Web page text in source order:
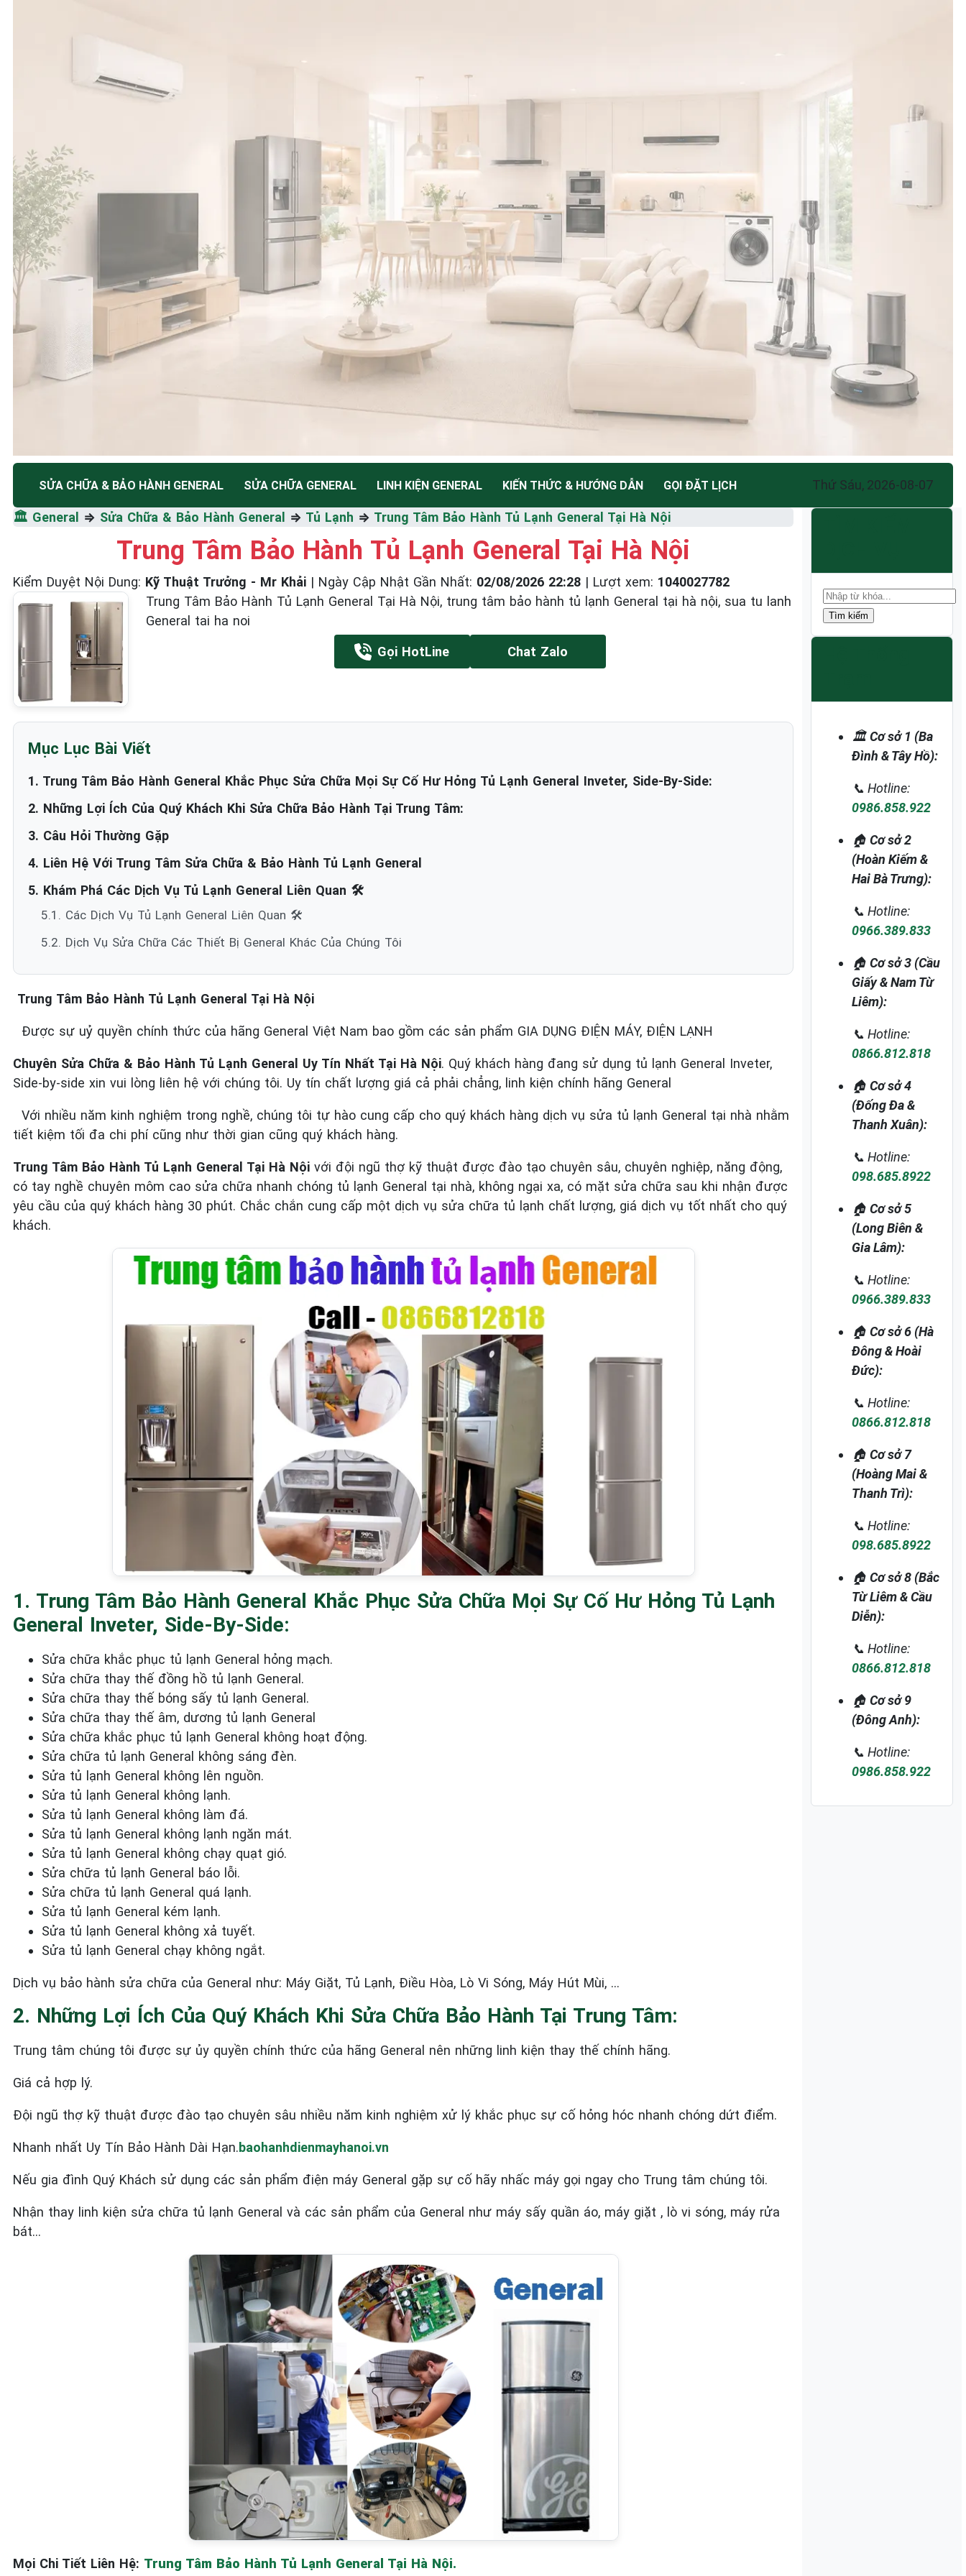
TRUNG TÂM BẢO HÀNH ĐIỆN MÁY HÀ NỘI
SỬA CHỮA & BẢO HÀNH
GENERAL
Tốc Độ Tối Đa • Chất Lượng Tối Ưu • Chi Phí Tối Thiểu
☎️ 09.86.85.89.22
SỬA CHỮA & BẢO HÀNH GENERAL SỬA CHỮA GENERAL LINH KIỆN GENERAL KIẾN THỨC & HƯỚNG DẪN GỌI ĐẶT LỊCH Thứ Sáu, 2026-08-07
🏛️ General ⇒ Sửa Chữa & Bảo Hành General ⇒ Tủ Lạnh ⇒ Trung Tâm Bảo Hành Tủ Lạnh General Tại Hà Nội
Trung Tâm Bảo Hành Tủ Lạnh General Tại Hà Nội
Kiểm Duyệt Nội Dung: Kỹ Thuật Trưởng - Mr Khải | Ngày Cập Nhật Gần Nhất: 02/08/2026 22:28 | Lượt xem: 1040027782
Trung Tâm Bảo Hành Tủ Lạnh General Tại Hà Nội, trung tâm bảo hành tủ lạnh General tại hà nội, sua tu lanh
General tai ha noi
Gọi HotLine Chat Zalo
Mục Lục Bài Viết
1. Trung Tâm Bảo Hành General Khắc Phục Sửa Chữa Mọi Sự Cố Hư Hỏng Tủ Lạnh General Inveter, Side-By-Side:
2. Những Lợi Ích Của Quý Khách Khi Sửa Chữa Bảo Hành Tại Trung Tâm:
3. Câu Hỏi Thường Gặp
4. Liên Hệ Với Trung Tâm Sửa Chữa & Bảo Hành Tủ Lạnh General
5. Khám Phá Các Dịch Vụ Tủ Lạnh General Liên Quan 🛠️
5.1. Các Dịch Vụ Tủ Lạnh General Liên Quan 🛠️
5.2. Dịch Vụ Sửa Chữa Các Thiết Bị General Khác Của Chúng Tôi
Trung Tâm Bảo Hành Tủ Lạnh General Tại Hà Nội
Được sự uỷ quyền chính thức của hãng General Việt Nam bao gồm các sản phẩm GIA DỤNG ĐIỆN MÁY, ĐIỆN LẠNH
Chuyên Sửa Chữa & Bảo Hành Tủ Lạnh General Uy Tín Nhất Tại Hà Nội. Quý khách hàng đang sử dụng tủ lạnh General Inveter,
Side-by-side xin vui lòng liên hệ với chúng tôi. Uy tín chất lượng giá cả phải chẳng, linh kiện chính hãng General
Với nhiều năm kinh nghiệm trong nghề, chúng tôi tự hào cung cấp cho quý khách hàng dịch vụ sửa tủ lạnh General tại nhà nhằm
tiết kiệm tối đa chi phí cũng như thời gian cũng quý khách hàng.
Trung Tâm Bảo Hành Tủ Lạnh General Tại Hà Nội với đội ngũ thợ kỹ thuật được đào tạo chuyên sâu, chuyên nghiệp, năng động,
có tay nghề chuyên môm cao sửa chữa nhanh chóng tủ lạnh General tại nhà, không ngại xa, có mặt sửa chữa sau khi nhận được
yêu cầu của quý khách hàng 30 phút. Chắc chắn cung cấp một dịch vụ sửa chữa tủ lạnh chất lượng, giá dịch vụ tốt nhất cho quý
khách.
1. Trung Tâm Bảo Hành General Khắc Phục Sửa Chữa Mọi Sự Cố Hư Hỏng Tủ Lạnh
General Inveter, Side-By-Side:
Sửa chữa khắc phục tủ lạnh General hỏng mạch.
Sửa chữa thay thế đồng hồ tủ lạnh General.
Sửa chữa thay thế bóng sấy tủ lạnh General.
Sửa chữa thay thế âm, dương tủ lạnh General
Sửa chữa khắc phục tủ lạnh General không hoạt động.
Sửa chữa tủ lạnh General không sáng đèn.
Sửa tủ lạnh General không lên nguồn.
Sửa tủ lạnh General không lạnh.
Sửa tủ lạnh General không làm đá.
Sửa tủ lạnh General không lạnh ngăn mát.
Sửa tủ lạnh General không chạy quạt gió.
Sửa chữa tủ lạnh General báo lỗi.
Sửa chữa tủ lạnh General quá lạnh.
Sửa tủ lạnh General kém lạnh.
Sửa tủ lạnh General không xả tuyết.
Sửa tủ lạnh General chạy không ngắt.
Dịch vụ bảo hành sửa chữa của General như: Máy Giặt, Tủ Lạnh, Điều Hòa, Lò Vi Sóng, Máy Hút Mùi, …
2. Những Lợi Ích Của Quý Khách Khi Sửa Chữa Bảo Hành Tại Trung Tâm:
Trung tâm chúng tôi được sự ủy quyền chính thức của hãng General nên những linh kiện thay thế chính hãng.
Giá cả hợp lý.
Đội ngũ thợ kỹ thuật được đào tạo chuyên sâu nhiều năm kinh nghiệm xử lý khắc phục sự cố hỏng hóc nhanh chóng dứt điểm.
Nhanh nhất Uy Tín Bảo Hành Dài Hạn.baohanhdienmayhanoi.vn
Nếu gia đình Quý Khách sử dụng các sản phẩm điện máy General gặp sự cố hãy nhấc máy gọi ngay cho Trung tâm chúng tôi.
Nhận thay linh kiện sửa chữa tủ lạnh General và các sản phẩm của General như máy sấy quần áo, máy giặt , lò vi sóng, máy rửa
bát…
Mọi Chi Tiết Liên Hệ: Trung Tâm Bảo Hành Tủ Lạnh General Tại Hà Nội.
Tìm kiếm
🏛️Cơ sở 1 (Ba
Đình & Tây Hồ):
📞 Hotline:
0986.858.922
🏠 Cơ sở 2
(Hoàn Kiếm &
Hai Bà Trưng):
📞 Hotline:
0966.389.833
🏠 Cơ sở 3 (Cầu
Giấy & Nam Từ
Liêm):
📞 Hotline:
0866.812.818
🏠 Cơ sở 4
(Đống Đa &
Thanh Xuân):
📞 Hotline:
098.685.8922
🏠 Cơ sở 5
(Long Biên &
Gia Lâm):
📞 Hotline:
0966.389.833
🏠 Cơ sở 6 (Hà
Đông & Hoài
Đức):
📞 Hotline:
0866.812.818
🏠 Cơ sở 7
(Hoàng Mai &
Thanh Trì):
📞 Hotline:
098.685.8922
🏠 Cơ sở 8 (Bắc
Từ Liêm & Cầu
Diễn):
📞 Hotline:
0866.812.818
🏠 Cơ sở 9
(Đông Anh):
📞 Hotline:
0986.858.922